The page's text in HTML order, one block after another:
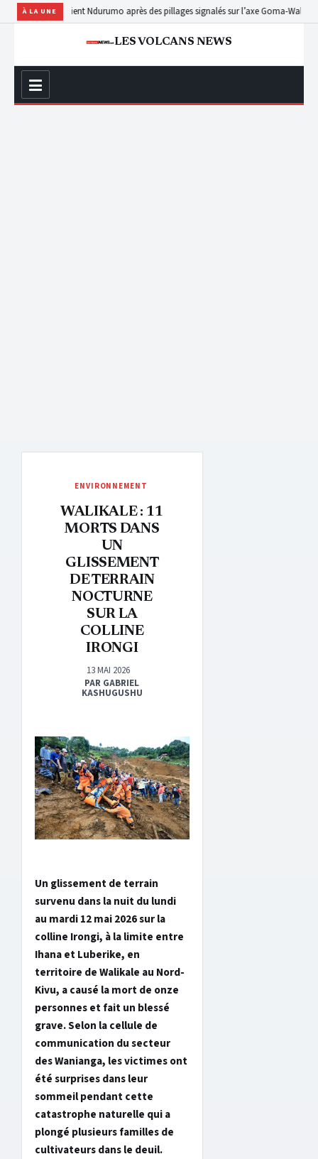
À LA UNE
habitants fuient Ndurumo après des pillages signalés sur l’axe Goma-Walikale
LES VOLCANS NEWS
ENVIRONNEMENT
WALIKALE : 11
MORTS DANS
UN
GLISSEMENT
DE TERRAIN
NOCTURNE
SUR LA
COLLINE
IRONGI
13 MAI 2026
PAR GABRIEL
KASHUGUSHU
Un glissement de terrain
survenu dans la nuit du lundi
au mardi 12 mai 2026 sur la
colline Irongi, à la limite entre
Ihana et Luberike, en
territoire de Walikale au Nord-
Kivu, a causé la mort de onze
personnes et fait un blessé
grave. Selon la cellule de
communication du secteur
des Wanianga, les victimes ont
été surprises dans leur
sommeil pendant cette
catastrophe naturelle qui a
plongé plusieurs familles de
cultivateurs dans le deuil.